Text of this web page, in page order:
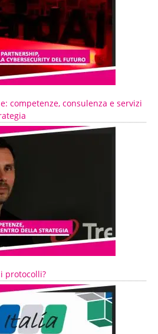
competenze, consulenza e servizi
protocolli?